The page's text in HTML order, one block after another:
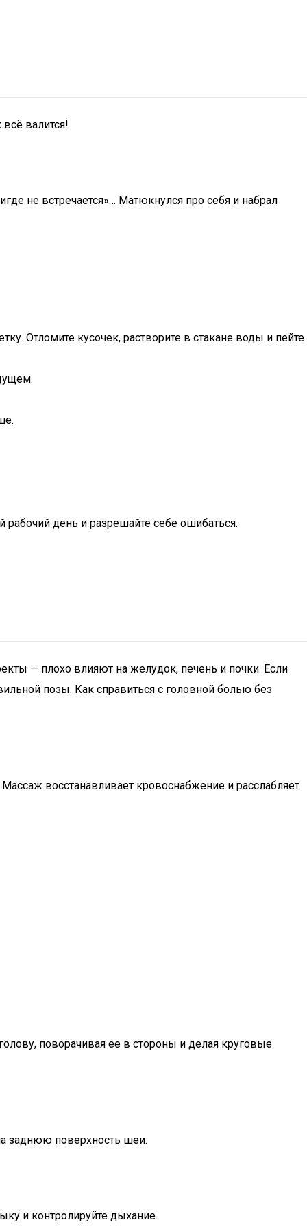
валится!
не встречается»… Матюкнулся про себя и набрал
Отломите кусочек, растворите в стакане воды и пейте
день и разрешайте себе ошибаться.
— плохо влияют на желудок, печень и почки. Если
позы. Как справиться с головной болью без
восстанавливает кровоснабжение и расслабляет
поворачивая ее в стороны и делая круговые
заднюю поверхность шеи.
и контролируйте дыхание.